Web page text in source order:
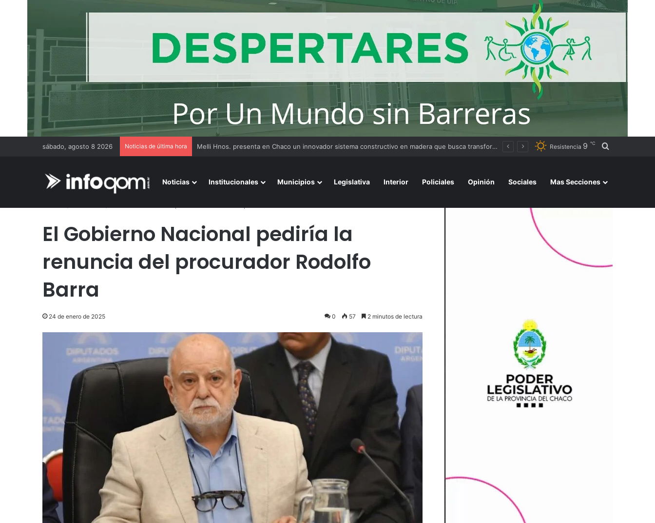
sábado, agosto 8 2026 Noticias de última hora La Aduana denunció una red de contrabando que utilizaba CUITs de personas fallecidas y menores de edad Resistencia 9 ℃ Buscar por
Noticias Institucionales Municipios Legislativa Interior Policiales Opinión Sociales Mas Secciones
El Gobierno Nacional pediría la
renuncia del procurador Rodolfo
Barra
24 de enero de 2025 0 57 2 minutos de lectura